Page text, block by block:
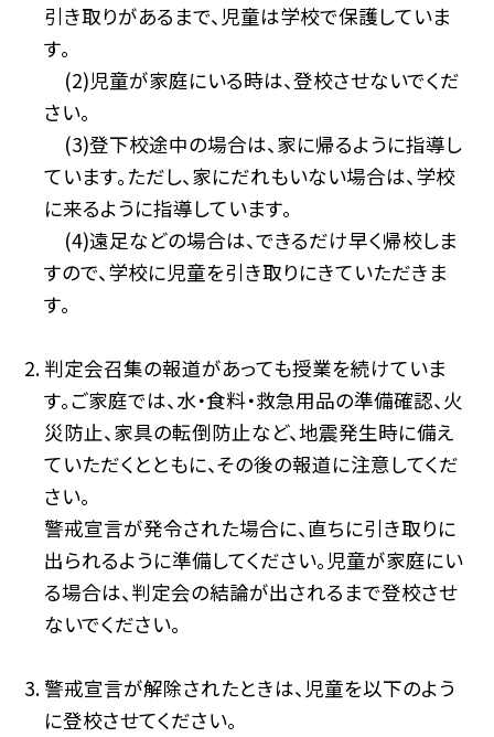
引き取りがあるまで、児童は学校で保護していま
す。
(2)児童が家庭にいる時は、登校させないでくだ
さい。
(3)登下校途中の場合は、家に帰るように指導し
ています。ただし、家にだれもいない場合は、学校
に来るように指導しています。
(4)遠足などの場合は、できるだけ早く帰校しま
すので、学校に児童を引き取りにきていただきま
す。
判定会召集の報道があっても授業を続けていま
す。ご家庭では、水・食料・救急用品の準備確認、火
災防止、家具の転倒防止など、地震発生時に備え
ていただくとともに、その後の報道に注意してくだ
さい。
警戒宣言が発令された場合に、直ちに引き取りに
出られるように準備してください。児童が家庭にい
る場合は、判定会の結論が出されるまで登校させ
ないでください。
警戒宣言が解除されたときは、児童を以下のよう
に登校させてください。